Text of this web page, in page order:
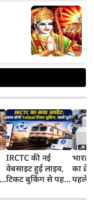
IRCTC की नई
वेबसाइट हुई लाइव,
टिकट बुकिंग से पहले
काम, जानें पूरा
भारत
का
पहले
और